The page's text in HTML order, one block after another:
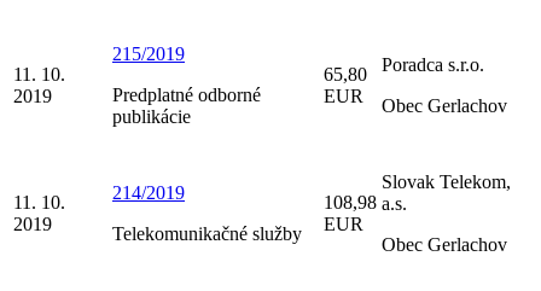
11. 10.
2019
215/2019
Predplatné odborné
publikácie
65,80
EUR
Poradca s.r.o.
Obec Gerlachov
11. 10.
2019
214/2019
Telekomunikačné služby
108,98
EUR
Slovak Telekom,
a.s.
Obec Gerlachov